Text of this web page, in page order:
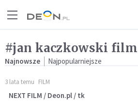
#jan kaczkowski film
Najnowsze Najpopularniejsze
3 lata temu FILM
NEXT FILM / Deon.pl / tk